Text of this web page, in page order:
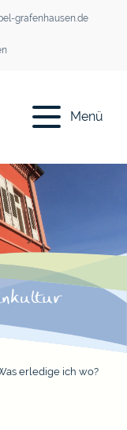
grafenhausen.de
Menü
erledige ich wo?